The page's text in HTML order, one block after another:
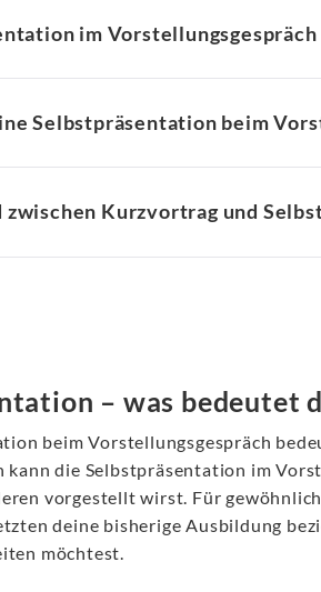
im
Selbstpräsentation beim
Kurzvortrag und
– was bedeutet
beim Vorstellungsgespräch
kann die Selbstpräsentation im
vorgestellt wirst. Für
deine bisherige Ausbildung
möchtest.